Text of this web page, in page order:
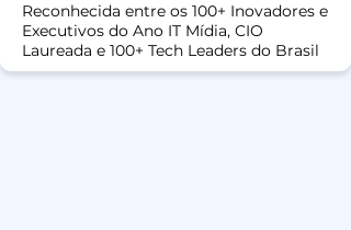
Reconhecida entre os 100+ Inovadores e
Executivos do Ano IT Mídia, CIO
Laureada e 100+ Tech Leaders do Brasil